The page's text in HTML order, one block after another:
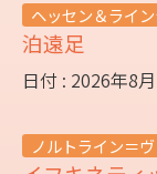
ヘッセン＆ライ
泊遠足
日付 : 2026年8
ノルトライン＝